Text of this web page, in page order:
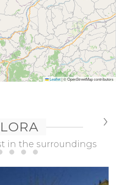
Leaflet|© OpenStreetMap contributors
in the surroundings
›